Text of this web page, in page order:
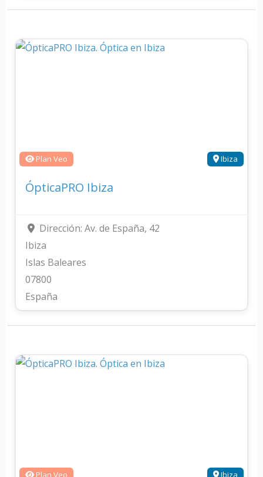
Plan Veo Ibiza
ÓpticaPRO Ibiza
Dirección: Av. de España, 42
Ibiza
Islas Baleares
07800
España
Plan Veo Ibiza